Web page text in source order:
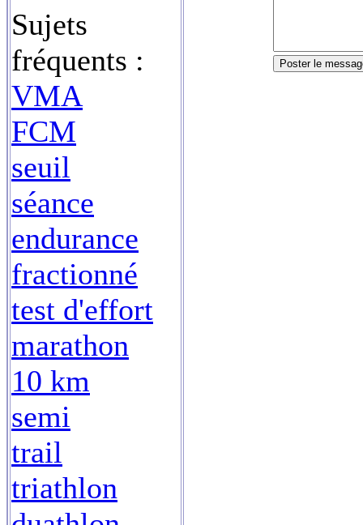
Sujets
fréquents :
VMA
FCM
seuil
séance
endurance
fractionné
test d'effort
marathon
10 km
semi
trail
triathlon